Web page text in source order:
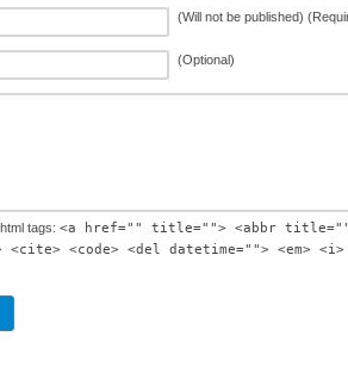
(Will not be published)
(Optional)
tags: <a href="" title=""> <abbr
<cite> <code> <del datetime=""> <em>